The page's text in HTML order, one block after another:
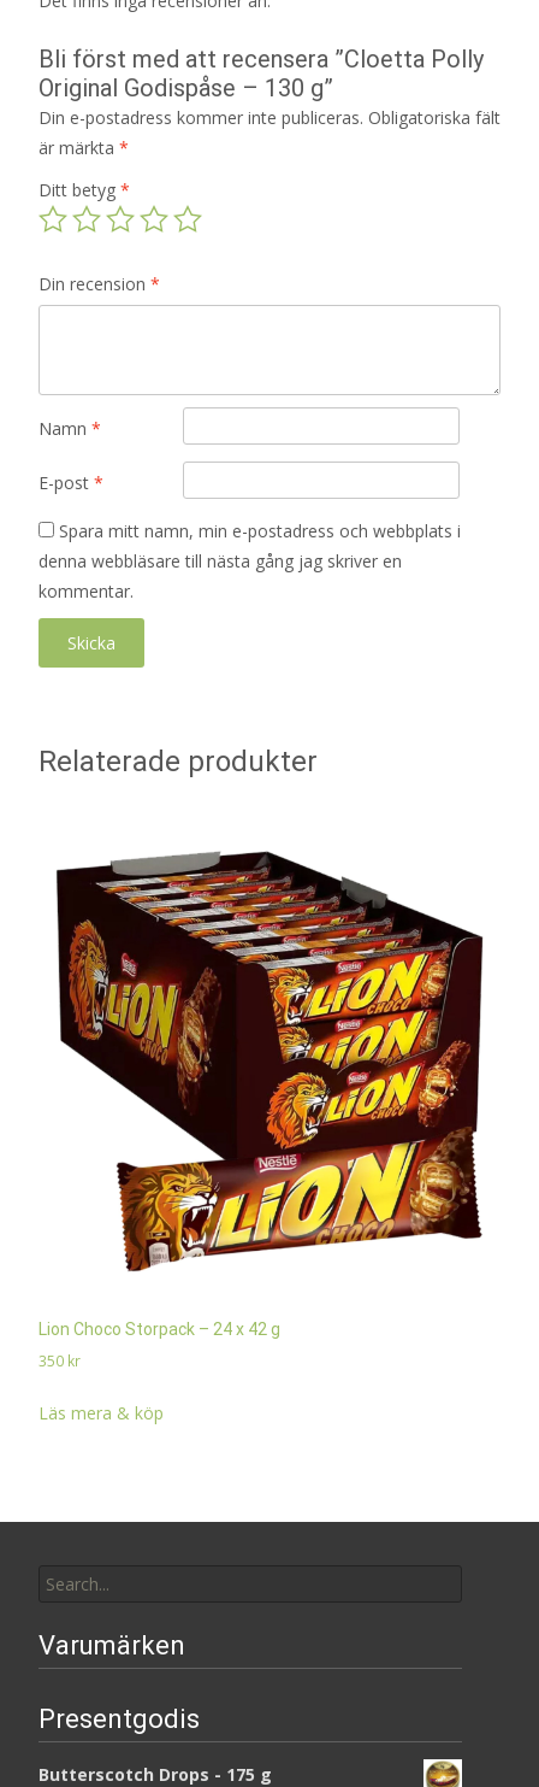
Bli först med att recensera ”Cloetta Polly
Original Godispåse – 130 g”
Din e-postadress kommer inte publiceras. Obligatoriska fält
är märkta *
Ditt betyg *
Din recension *
Namn *
E-post *
Spara mitt namn, min e-postadress och webbplats i
denna webbläsare till nästa gång jag skriver en
kommentar.
Relaterade produkter
Lion Choco Storpack – 24 x 42 g
350 kr
Läs mera & köp
for:
Varumärken
Presentgodis
Butterscotch Drops - 175 g